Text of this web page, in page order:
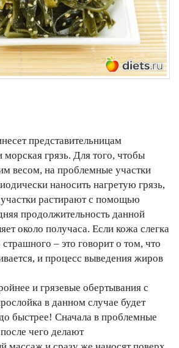
представительницам
морская грязь. Для того, чтобы
весом, на проблемные участки
наносить нагретую грязь,
растирают с помощью
продолжительность данной
около получаса. Если кожа слегка
страшного – это говорит о том, что
и процесс выведения жиров
и грязевые обертывания с
в данном случае будет
быстрее! Сначала в проблемные
чего делают